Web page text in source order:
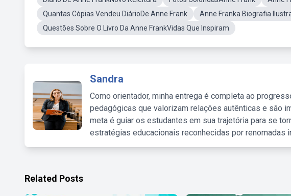
Quantas Cópias Vendeu DiárioDe Anne Frank
Anne Franka Biografia
Questões Sobre O Livro Da Anne FrankVidas Que Inspiram
Sandra
Como orientador, minha entrega é completa ao
pedagógicas que valorizam relações autênticas e são
meta é guiar os estudantes em sua trajetória para se
estratégias educacionais reconhecidas por renomadas
Related Posts